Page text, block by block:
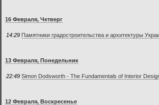
16 Февраля, Четверг
14:29 Памятники градостроительства и архитектуры
13 Февраля, Понедельник
22:49 Simon Dodsworth - The Fundamentals of Interior
12 Февраля, Воскресенье